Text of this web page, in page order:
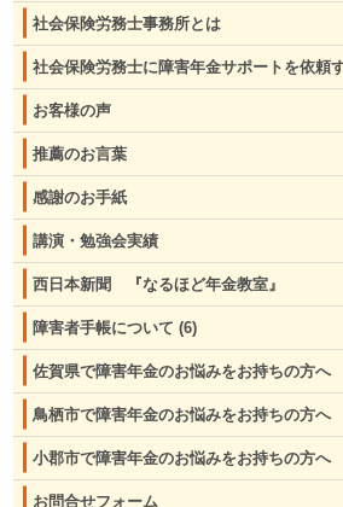
社会保険労務士事務所とは
社会保険労務士に障害年金サポートを依頼
お客様の声
推薦のお言葉
感謝のお手紙
講演・勉強会実績
西日本新聞 『なるほど年金教室』
障害者手帳について (6)
佐賀県で障害年金のお悩みをお持ちの方へ
鳥栖市で障害年金のお悩みをお持ちの方へ
小郡市で障害年金のお悩みをお持ちの方へ
お問合せフォーム